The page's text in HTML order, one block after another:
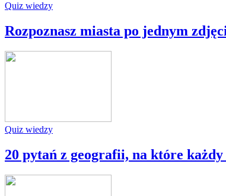
Quiz wiedzy
Rozpoznasz miasta po jednym
Quiz wiedzy
20 pytań z geografii, na które